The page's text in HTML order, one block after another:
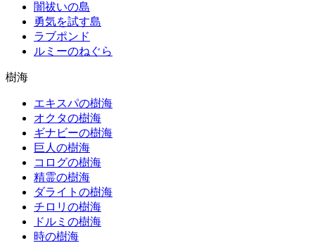
闇祓いの島
勇気を試す島
ラブポンド
ルミーのねぐら
樹海
エキスパの樹海
オクタの樹海
ギナビーの樹海
巨人の樹海
コログの樹海
精霊の樹海
ダライトの樹海
チロリの樹海
ドルミの樹海
時の樹海